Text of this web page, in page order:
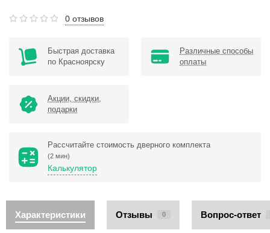
0 отзывов
Быстрая доставка
по Красноярску
Различные способы
оплаты
Акции, скидки,
подарки
Рассчитайте стоимость дверного комплекта
(2 мин)
Калькулятор
Характеристики Отзывы 0 Вопрос-ответ